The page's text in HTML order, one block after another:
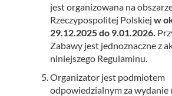
jest organizowana na
Rzeczypospolitej Polskiej w
29.12.2025do 9.01.2026.
Zabawy jest jednoznaczne z
niniejszego Regulaminu.
Organizator jest podmiotem
odpowiedzialnym za wydanie